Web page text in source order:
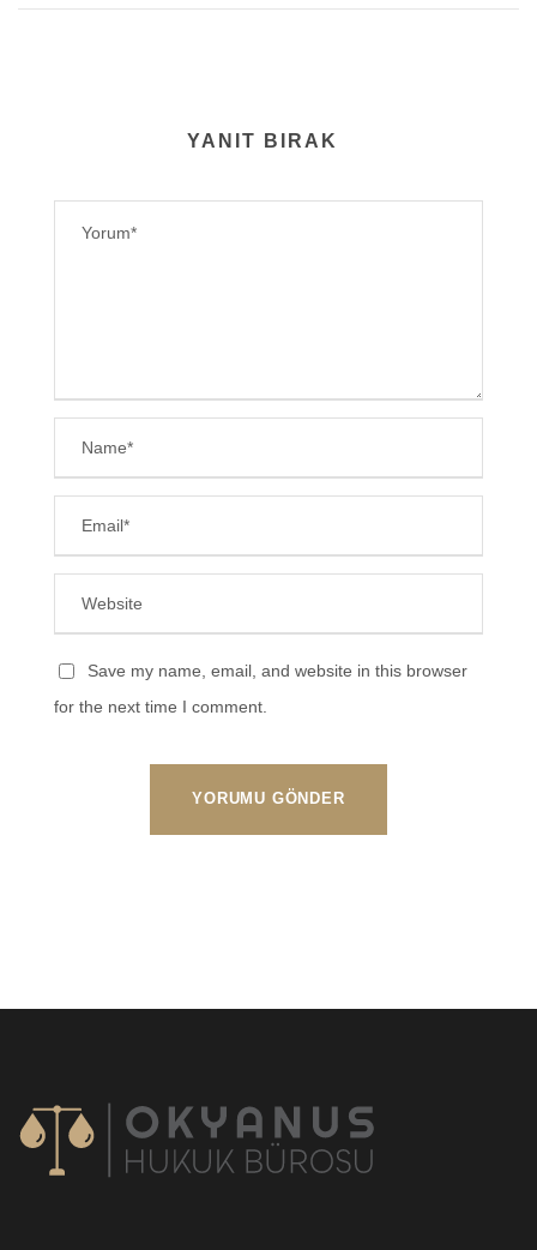
YANIT BIRAK
Save my name, email, and website in this browser
for the next time I comment.